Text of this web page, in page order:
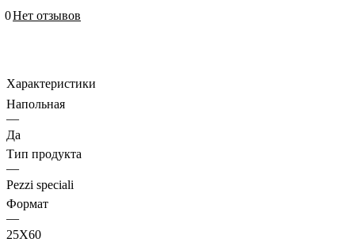
0Нет отзывов
Характеристики
Напольная
—
Да
Тип продукта
—
Pezzi speciali
Формат
—
25X60